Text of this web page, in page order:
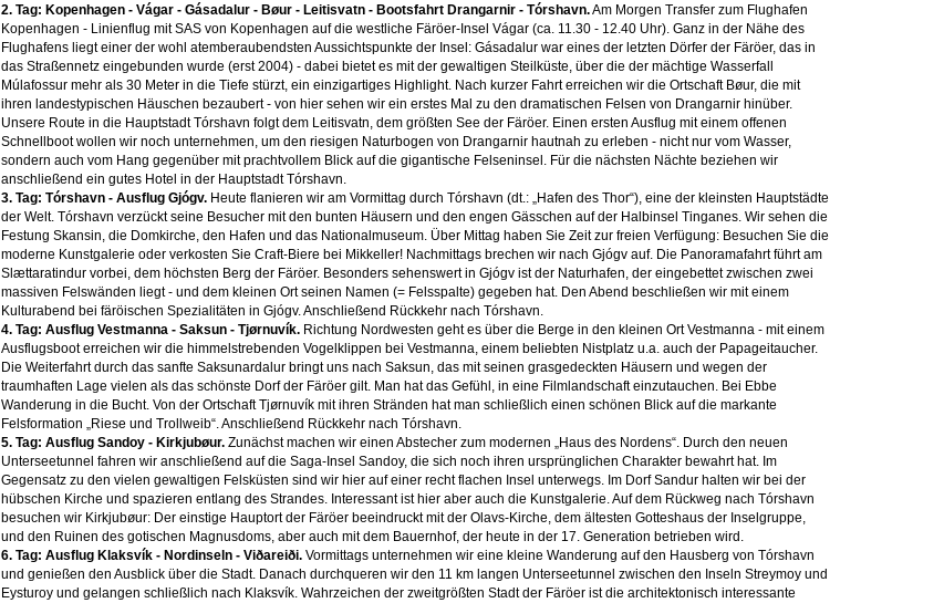
2. Tag: Kopenhagen - Vágar - Gásadalur - Bøur - Leitisvatn - Bootsfahrt Drangarnir - Tórshavn.Am Morgen Transfer zum Flughafen
Kopenhagen - Linienflug mit SAS von Kopenhagen auf die westliche Färöer-Insel Vágar (ca. 11.30 - 12.40 Uhr). Ganz in der Nähe des
Flughafens liegt einer der wohl atemberaubendsten Aussichtspunkte der Insel: Gásadalur war eines der letzten Dörfer der Färöer, das in
das Straßennetz eingebunden wurde (erst 2004) - dabei bietet es mit der gewaltigen Steilküste, über die der mächtige Wasserfall
Múlafossur mehr als 30 Meter in die Tiefe stürzt, ein einzigartiges Highlight. Nach kurzer Fahrt erreichen wir die Ortschaft Bøur, die mit
ihren landestypischen Häuschen bezaubert - von hier sehen wir ein erstes Mal zu den dramatischen Felsen von Drangarnir hinüber.
Unsere Route in die Hauptstadt Tórshavn folgt dem Leitisvatn, dem größten See der Färöer. Einen ersten Ausflug mit einem offenen
Schnellboot wollen wir noch unternehmen, um den riesigen Naturbogen von Drangarnir hautnah zu erleben - nicht nur vom Wasser,
sondern auch vom Hang gegenüber mit prachtvollem Blick auf die gigantische Felseninsel. Für die nächsten Nächte beziehen wir
anschließend ein gutes Hotel in der Hauptstadt Tórshavn.
3. Tag: Tórshavn - Ausflug Gjógv. Heute flanieren wir am Vormittag durch Tórshavn (dt.: „Hafen des Thor“), eine der kleinsten Hauptstädte
der Welt. Tórshavn verzückt seine Besucher mit den bunten Häusern und den engen Gässchen auf der Halbinsel Tinganes. Wir sehen die
Festung Skansin, die Domkirche, den Hafen und das Nationalmuseum. Über Mittag haben Sie Zeit zur freien Verfügung: Besuchen Sie die
moderne Kunstgalerie oder verkosten Sie Craft-Biere bei Mikkeller! Nachmittags brechen wir nach Gjógv auf. Die Panoramafahrt führt am
Slættaratindur vorbei, dem höchsten Berg der Färöer. Besonders sehenswert in Gjógv ist der Naturhafen, der eingebettet zwischen zwei
massiven Felswänden liegt - und dem kleinen Ort seinen Namen (= Felsspalte) gegeben hat. Den Abend beschließen wir mit einem
Kulturabend bei färöischen Spezialitäten in Gjógv. Anschließend Rückkehr nach Tórshavn.
4. Tag: Ausflug Vestmanna - Saksun - Tjørnuvík. Richtung Nordwesten geht es über die Berge in den kleinen Ort Vestmanna - mit einem
Ausflugsboot erreichen wir die himmelstrebenden Vogelklippen bei Vestmanna, einem beliebten Nistplatz u.a. auch der Papageitaucher.
Die Weiterfahrt durch das sanfte Saksunardalur bringt uns nach Saksun, das mit seinen grasgedeckten Häusern und wegen der
traumhaften Lage vielen als das schönste Dorf der Färöer gilt. Man hat das Gefühl, in eine Filmlandschaft einzutauchen. Bei Ebbe
Wanderung in die Bucht. Von der Ortschaft Tjørnuvík mit ihren Stränden hat man schließlich einen schönen Blick auf die markante
Felsformation „Riese und Trollweib“. Anschließend Rückkehr nach Tórshavn.
5. Tag: Ausflug Sandoy - Kirkjubøur. Zunächst machen wir einen Abstecher zum modernen „Haus des Nordens“. Durch den neuen
Unterseetunnel fahren wir anschließend auf die Saga-Insel Sandoy, die sich noch ihren ursprünglichen Charakter bewahrt hat. Im
Gegensatz zu den vielen gewaltigen Felsküsten sind wir hier auf einer recht flachen Insel unterwegs. Im Dorf Sandur halten wir bei der
hübschen Kirche und spazieren entlang des Strandes. Interessant ist hier aber auch die Kunstgalerie. Auf dem Rückweg nach Tórshavn
besuchen wir Kirkjubøur: Der einstige Hauptort der Färöer beeindruckt mit der Olavs-Kirche, dem ältesten Gotteshaus der Inselgruppe,
und den Ruinen des gotischen Magnusdoms, aber auch mit dem Bauernhof, der heute in der 17. Generation betrieben wird.
6. Tag: Ausflug Klaksvík - Nordinseln - Viðareiði. Vormittags unternehmen wir eine kleine Wanderung auf den Hausberg von Tórshavn
und genießen den Ausblick über die Stadt. Danach durchqueren wir den 11 km langen Unterseetunnel zwischen den Inseln Streymoy und
Eysturoy und gelangen schließlich nach Klaksvík. Wahrzeichen der zweitgrößten Stadt der Färöer ist die architektonisch interessante